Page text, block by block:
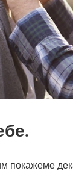
покажеме